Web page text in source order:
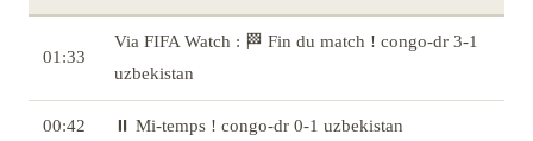
01:33
Via FIFA Watch : 🏁 Fin du match ! congo-dr 3-1
uzbekistan
00:42 ⏸️ Mi-temps ! congo-dr 0-1 uzbekistan